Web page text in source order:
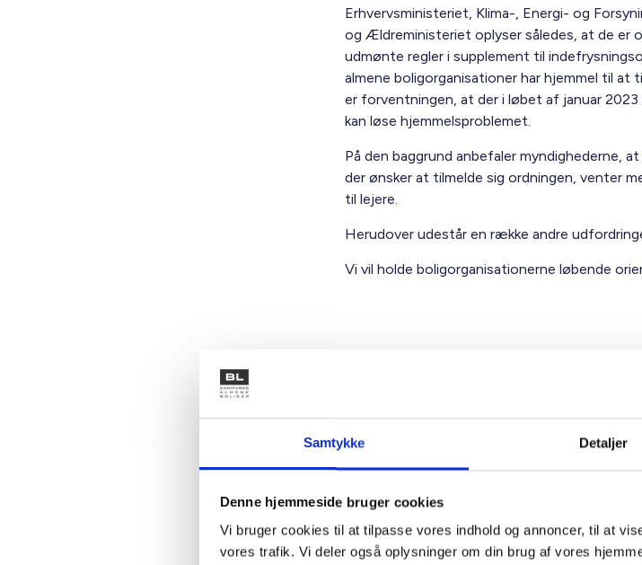
Samtykke Detaljer
Denne hjemmeside bruger cookies
Vi bruger cookies til at tilpasse vores indhold og annoncer, til at
vores trafik. Vi deler også oplysninger om din brug af vores
Erhvervsministeriet, Klima-, Energi- og
og Ældreministeriet oplyser således, at de er
udmønte regler i supplement til
almene boligorganisationer har hjemmel til at
er forventningen, at der i løbet af januar
kan løse hjemmelsproblemet.
På den baggrund anbefaler myndighederne,
der ønsker at tilmelde sig ordningen, venter
til lejere.
Herudover udestår en række andre
Vi vil holde boligorganisationerne løbende
Kontakt
Bent Madsen